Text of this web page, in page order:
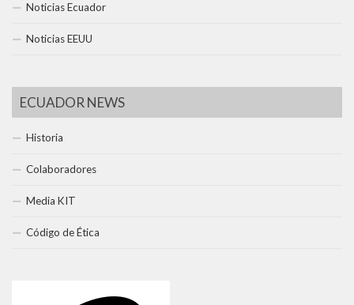
Noticias Ecuador
Noticias EEUU
ECUADOR NEWS
Historia
Colaboradores
Media KIT
Código de Ética